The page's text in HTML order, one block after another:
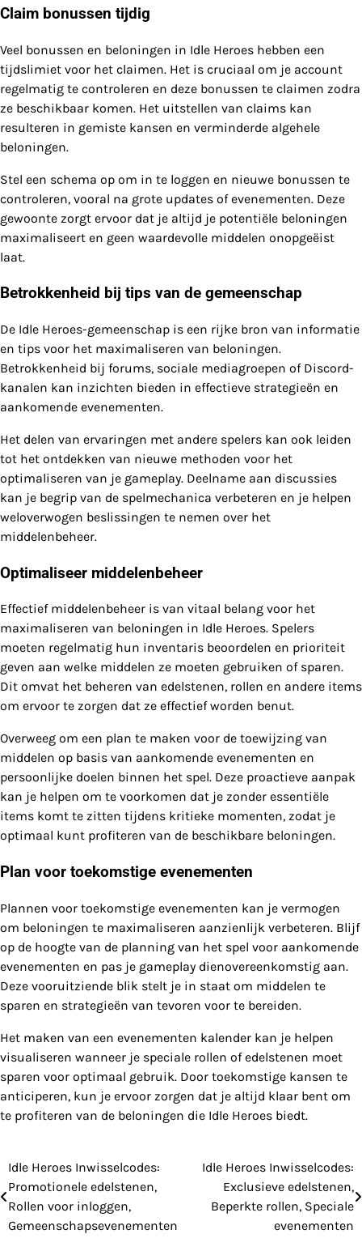
Claim bonussen tijdig
Veel bonussen en beloningen in Idle Heroes hebben een
tijdslimiet voor het claimen. Het is cruciaal om je account
regelmatig te controleren en deze bonussen te claimen zodra
ze beschikbaar komen. Het uitstellen van claims kan
resulteren in gemiste kansen en verminderde algehele
beloningen.
Stel een schema op om in te loggen en nieuwe bonussen te
controleren, vooral na grote updates of evenementen. Deze
gewoonte zorgt ervoor dat je altijd je potentiële beloningen
maximaliseert en geen waardevolle middelen onopgeëist
laat.
Betrokkenheid bij tips van de gemeenschap
De Idle Heroes-gemeenschap is een rijke bron van informatie
en tips voor het maximaliseren van beloningen.
Betrokkenheid bij forums, sociale mediagroepen of Discord-
kanalen kan inzichten bieden in effectieve strategieën en
aankomende evenementen.
Het delen van ervaringen met andere spelers kan ook leiden
tot het ontdekken van nieuwe methoden voor het
optimaliseren van je gameplay. Deelname aan discussies
kan je begrip van de spelmechanica verbeteren en je helpen
weloverwogen beslissingen te nemen over het
middelenbeheer.
Optimaliseer middelenbeheer
Effectief middelenbeheer is van vitaal belang voor het
maximaliseren van beloningen in Idle Heroes. Spelers
moeten regelmatig hun inventaris beoordelen en prioriteit
geven aan welke middelen ze moeten gebruiken of sparen.
Dit omvat het beheren van edelstenen, rollen en andere items
om ervoor te zorgen dat ze effectief worden benut.
Overweeg om een plan te maken voor de toewijzing van
middelen op basis van aankomende evenementen en
persoonlijke doelen binnen het spel. Deze proactieve aanpak
kan je helpen om te voorkomen dat je zonder essentiële
items komt te zitten tijdens kritieke momenten, zodat je
optimaal kunt profiteren van de beschikbare beloningen.
Plan voor toekomstige evenementen
Plannen voor toekomstige evenementen kan je vermogen
om beloningen te maximaliseren aanzienlijk verbeteren. Blijf
op de hoogte van de planning van het spel voor aankomende
evenementen en pas je gameplay dienovereenkomstig aan.
Deze vooruitziende blik stelt je in staat om middelen te
sparen en strategieën van tevoren voor te bereiden.
Het maken van een evenementen kalender kan je helpen
visualiseren wanneer je speciale rollen of edelstenen moet
sparen voor optimaal gebruik. Door toekomstige kansen te
anticiperen, kun je ervoor zorgen dat je altijd klaar bent om
te profiteren van de beloningen die Idle Heroes biedt.
Post
navigation
Idle Heroes Inwisselcodes:
Promotionele edelstenen,
Rollen voor inloggen,
Gemeenschapsevenementen
Idle Heroes Inwisselcodes:
Exclusieve edelstenen,
Beperkte rollen, Speciale
evenementen